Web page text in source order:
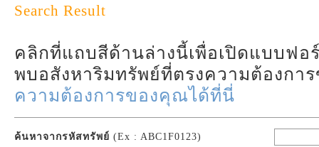
Search Result
คลิกที่แถบสีด้านล่างนี้เพื่อเปิดแบบฟอ
พบอสังหาริมทรัพย์ที่ตรงความต้องก
ความต้องการของคุณได้ที่นี่
ค้นหาจากรหัสทรัพย์ (Ex : ABC1F0123)